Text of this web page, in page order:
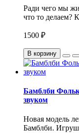
Ради чего мы
что то
1500 ₽
В корзину
Бамблби
звуком
Новая модель
Бамблби.